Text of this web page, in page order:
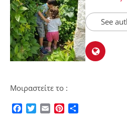
See
Μοιραστείτε το :
Facebook
TwitterEmailPinterest